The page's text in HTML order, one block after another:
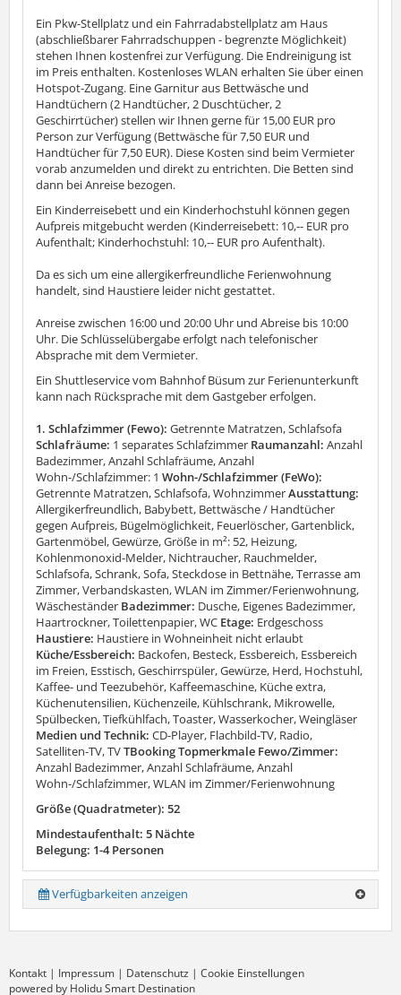
Ein Pkw-Stellplatz und ein Fahrradabstellplatz am Haus
(abschließbarer Fahrradschuppen - begrenzte Möglichkeit)
stehen Ihnen kostenfrei zur Verfügung. Die Endreinigung ist
im Preis enthalten. Kostenloses WLAN erhalten Sie über einen
Hotspot-Zugang. Eine Garnitur aus Bettwäsche und
Handtüchern (2 Handtücher, 2 Duschtücher, 2
Geschirrtücher) stellen wir Ihnen gerne für 15,00 EUR pro
Person zur Verfügung (Bettwäsche für 7,50 EUR und
Handtücher für 7,50 EUR). Diese Kosten sind beim Vermieter
vorab anzumelden und direkt zu entrichten. Die Betten sind
dann bei Anreise bezogen.
Ein Kinderreisebett und ein Kinderhochstuhl können gegen
Aufpreis mitgebucht werden (Kinderreisebett: 10,-- EUR pro
Aufenthalt; Kinderhochstuhl: 10,-- EUR pro Aufenthalt).
Da es sich um eine allergikerfreundliche Ferienwohnung
handelt, sind Haustiere leider nicht gestattet.
Anreise zwischen 16:00 und 20:00 Uhr und Abreise bis 10:00
Uhr. Die Schlüsselübergabe erfolgt nach telefonischer
Absprache mit dem Vermieter.
Ein Shuttleservice vom Bahnhof Büsum zur Ferienunterkunft
kann nach Rücksprache mit dem Gastgeber erfolgen.
1. Schlafzimmer (Fewo): Getrennte Matratzen, Schlafsofa
Schlafräume: 1 separates Schlafzimmer Raumanzahl: Anzahl
Badezimmer, Anzahl Schlafräume, Anzahl
Wohn-/Schlafzimmer: 1 Wohn-/Schlafzimmer (FeWo):
Getrennte Matratzen, Schlafsofa, WohnzimmerAusstattung:
Allergikerfreundlich, Babybett, Bettwäsche / Handtücher
gegen Aufpreis, Bügelmöglichkeit, Feuerlöscher, Gartenblick,
Gartenmöbel, Gewürze, Größe in m²: 52, Heizung,
Kohlenmonoxid-Melder, Nichtraucher, Rauchmelder,
Schlafsofa, Schrank, Sofa, Steckdose in Bettnähe, Terrasse am
Zimmer, Verbandskasten, WLAN im Zimmer/Ferienwohnung,
Wäscheständer Badezimmer: Dusche, Eigenes Badezimmer,
Haartrockner, Toilettenpapier, WC Etage: Erdgeschoss
Haustiere: Haustiere in Wohneinheit nicht erlaubt
Küche/Essbereich: Backofen, Besteck, Essbereich, Essbereich
im Freien, Esstisch, Geschirrspüler, Gewürze, Herd, Hochstuhl,
Kaffee- und Teezubehör, Kaffeemaschine, Küche extra,
Küchenutensilien, Küchenzeile, Kühlschrank, Mikrowelle,
Spülbecken, Tiefkühlfach, Toaster, Wasserkocher, Weingläser
Medien und Technik: CD-Player, Flachbild-TV, Radio,
Satelliten-TV, TVTBooking Topmerkmale Fewo/Zimmer:
Anzahl Badezimmer, Anzahl Schlafräume, Anzahl
Wohn-/Schlafzimmer, WLAN im Zimmer/Ferienwohnung
Größe (Quadratmeter): 52
Mindestaufenthalt: 5 Nächte
Belegung: 1-4 Personen
Verfügbarkeiten anzeigen
Kontakt | Impressum | Datenschutz | Cookie Einstellungen
powered by Holidu Smart Destination